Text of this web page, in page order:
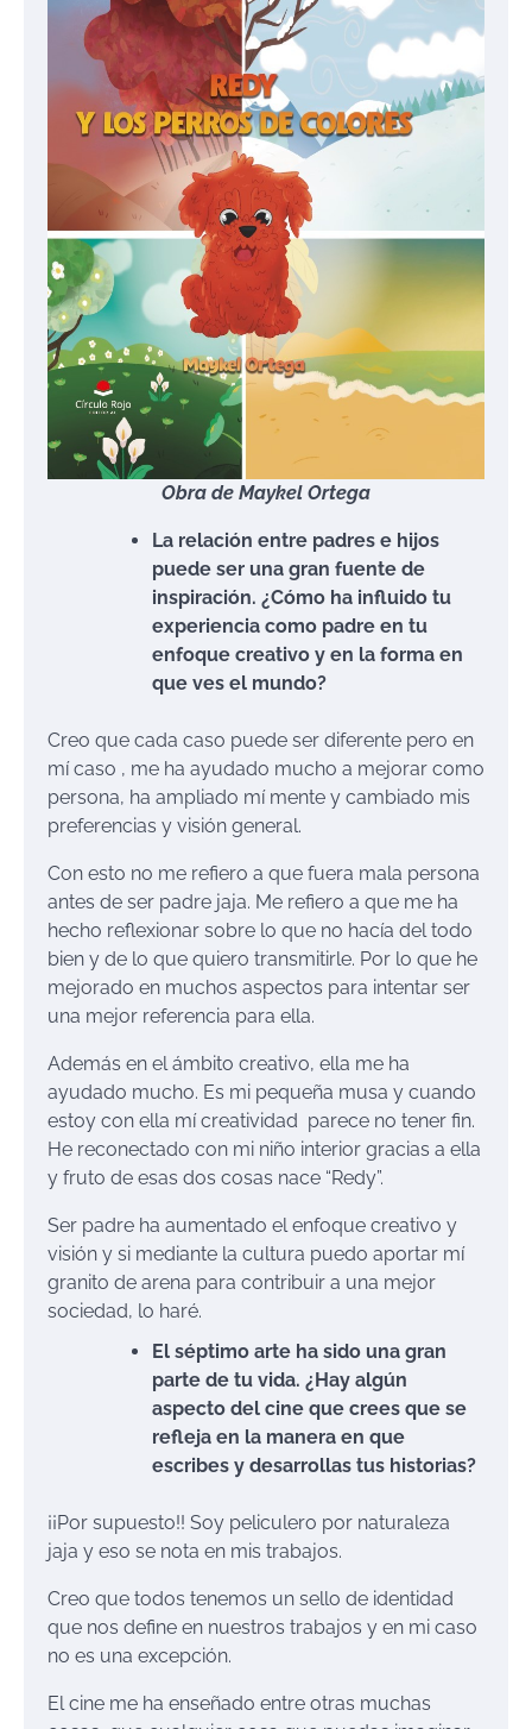
Obra de Maykel Ortega
La relación entre padres e hijos
puede ser una gran fuente de
inspiración. ¿Cómo ha influido tu
experiencia como padre en tu
enfoque creativo y en la forma en
que ves el mundo?
Creo que cada caso puede ser diferente pero en
mí caso , me ha ayudado mucho a mejorar como
persona, ha ampliado mí mente y cambiado mis
preferencias y visión general.
Con esto no me refiero a que fuera mala persona
antes de ser padre jaja. Me refiero a que me ha
hecho reflexionar sobre lo que no hacía del todo
bien y de lo que quiero transmitirle. Por lo que he
mejorado en muchos aspectos para intentar ser
una mejor referencia para ella.
Además en el ámbito creativo, ella me ha
ayudado mucho. Es mi pequeña musa y cuando
estoy con ella mí creatividad parece no tener fin.
He reconectado con mi niño interior gracias a ella
y fruto de esas dos cosas nace “Redy”.
Ser padre ha aumentado el enfoque creativo y
visión y si mediante la cultura puedo aportar mí
granito de arena para contribuir a una mejor
sociedad, lo haré.
El séptimo arte ha sido una gran
parte de tu vida. ¿Hay algún
aspecto del cine que crees que se
refleja en la manera en que
escribes y desarrollas tus historias?
¡¡Por supuesto!! Soy peliculero por naturaleza
jaja y eso se nota en mis trabajos.
Creo que todos tenemos un sello de identidad
que nos define en nuestros trabajos y en mi caso
no es una excepción.
El cine me ha enseñado entre otras muchas